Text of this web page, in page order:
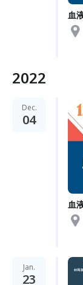
血
2022
Dec.
04
血
Jan.
23